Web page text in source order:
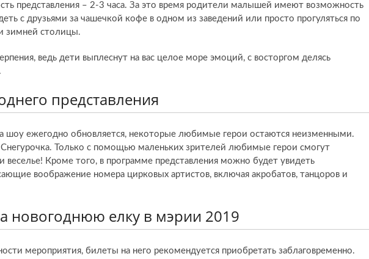
представления – 2-3 часа. За это время родители малышей имеют возможность
с друзьями за чашечкой кофе в одном из заведений или просто прогуляться по
зимней столицы.
ведь дети выплеснут на вас целое море эмоций, с восторгом делясь
представления
шоу ежегодно обновляется, некоторые любимые герои остаются неизменными.
Только с помощью маленьких зрителей любимые герои смогут
веселье! Кроме того, в программе представления можно будет увидеть
воображение номера цирковых артистов, включая акробатов, танцоров и
новогоднюю елку в мэрии 2019
мероприятия, билеты на него рекомендуется приобретать заблаговременно.